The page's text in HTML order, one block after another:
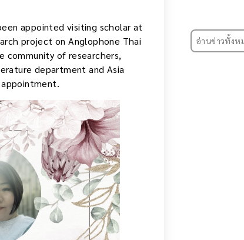
appointed visiting scholar at
project on Anglophone Thai
community of researchers,
department and Asia
อ่านข่าวทั้งห